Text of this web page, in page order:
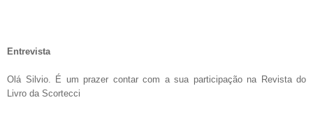
Entrevista
Olá Silvio. É um prazer contar com a sua participação na Revista do
Livro da Scortecci